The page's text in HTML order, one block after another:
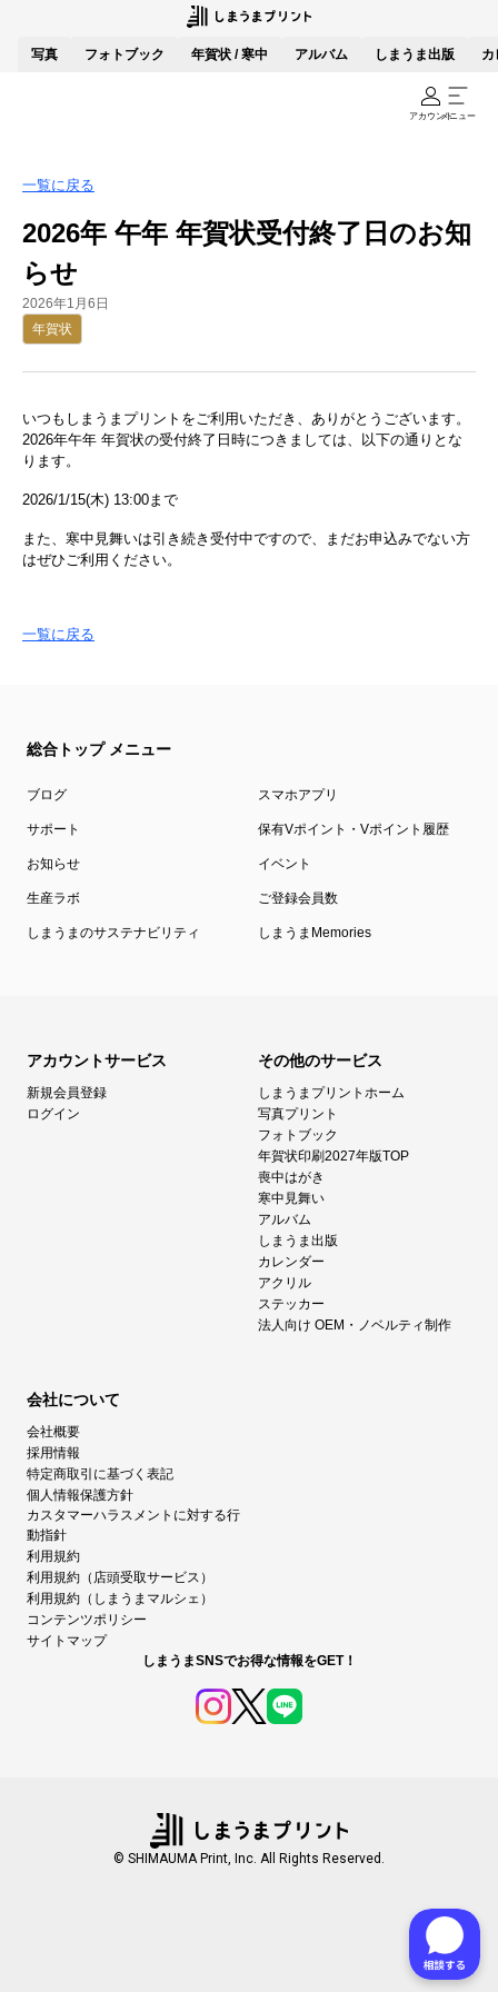
写真 フォトブック 年賀状 / 寒中 アルバム しまうま出版 カ
アカウントメニュー
一覧に戻る
2026年 午年 年賀状受付終了日のお知
らせ
2026年1月6日
年賀状
いつもしまうまプリントをご利用いただき、ありがとうございます。
2026年午年 年賀状の受付終了日時につきましては、以下の通りとな
ります。
2026/1/15(木) 13:00まで
また、寒中見舞いは引き続き受付中ですので、まだお申込みでない方
はぜひご利用ください。
一覧に戻る
総合トップ メニュー
ブログ スマホアプリ
サポート 保有Vポイント・Vポイント履歴
お知らせ イベント
生産ラボ ご登録会員数
しまうまのサステナビリティ しまうまMemories
アカウントサービス
新規会員登録
ログイン
その他のサービス
しまうまプリントホーム
写真プリント
フォトブック
年賀状印刷2027年版TOP
喪中はがき
寒中見舞い
アルバム
しまうま出版
カレンダー
アクリル
ステッカー
法人向け OEM・ノベルティ制作
会社について
会社概要
採用情報
特定商取引に基づく表記
個人情報保護方針
カスタマーハラスメントに対する行
動指針
利用規約
利用規約（店頭受取サービス）
利用規約（しまうまマルシェ）
コンテンツポリシー
サイトマップ
しまうまSNSでお得な情報をGET！
© SHIMAUMA Print, Inc. All Rights Reserved.